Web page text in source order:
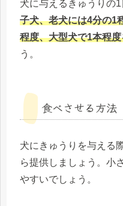
犬に与えるきゅうりの
子犬、老犬には4分の1
程度、大型犬で1本程
う。
食べさせる方法
犬にきゅうりを与える
ら提供しましょう。小
やすいでしょう。